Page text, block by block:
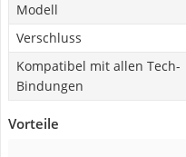
Modell
Verschluss
Kompatibel mit allen Tech-
Bindungen
Vorteile